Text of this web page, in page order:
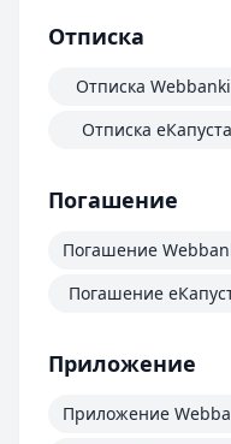
Отписка
Отписка
Отписка еКапуста
Погашение
Погашение
Погашение
Приложение
Приложение